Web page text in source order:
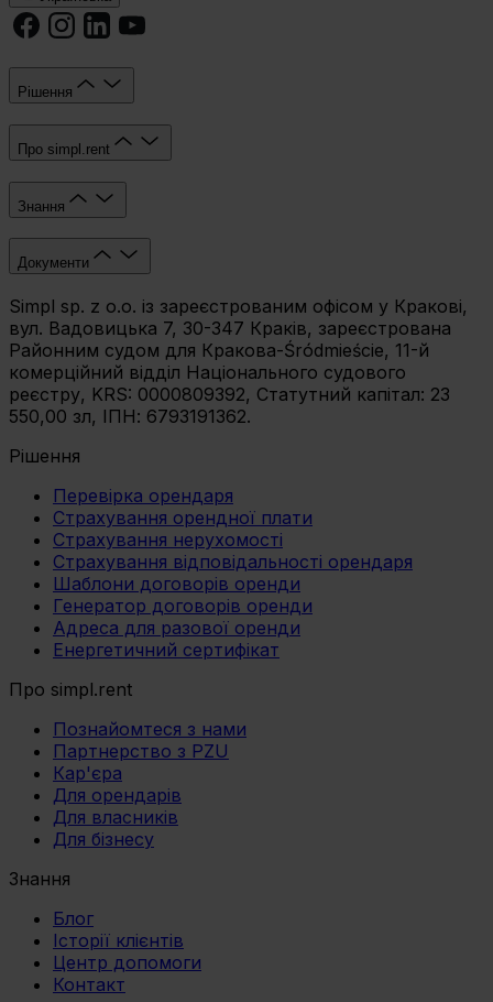
celu
wybierz czarny przycisk znajdujący się w lewym dolnym
rogu na każdej z naszych podstron.
Рішення
Про simpl.rent
Знання
Документи
Simpl sp. z o.o. із зареєстрованим офісом у Кракові,
вул. Вадовицька 7, 30-347 Краків, зареєстрована
Районним судом для Кракова-Śródmieście, 11-й
комерційний відділ Національного судового
реєстру, KRS: 0000809392, Статутний капітал: 23
550,00 зл, ІПН: 6793191362.
Рішення
Перевірка орендаря
Страхування орендної плати
Страхування нерухомості
Страхування відповідальності орендаря
Шаблони договорів оренди
Генератор договорів оренди
Адреса для разової оренди
Енергетичний сертифікат
Про simpl.rent
Познайомтеся з нами
Партнерство з PZU
Кар'єра
Для орендарів
Для власників
Для бізнесу
Знання
Блог
Історії клієнтів
Центр допомоги
Контакт